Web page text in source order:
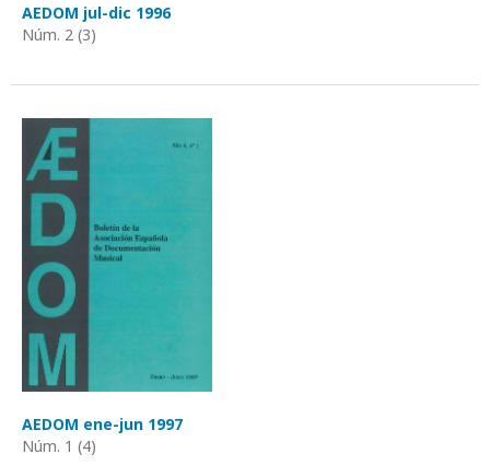
AEDOM jul-dic 1996
Núm. 2 (3)
AEDOM ene-jun 1997
Núm. 1 (4)